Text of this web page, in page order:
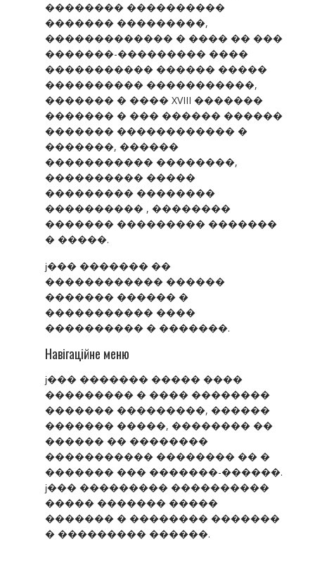
�������� ����������
������� ���������,
������������� � ���� �� ���
�������-��������� ����
����������� ������ �����
���������� �����������,
������� � ���� XVIII �������
������� � ��� ������ ������
������� ������������ �
�������, ������
����������� ��������,
���������� �����
��������� ��������
���������� , ��������
������� ��������� �������
� �����.
ϳ��� ������� ��
������������ ������
������� ������ �
����������� ����
���������� � �������.
Навігаційне меню
ϳ��� ������� ����� ����
��������� � ���� ��������
������� ���������, ������
������� �����, �������� ��
������ �� ��������
����������� �������� �� �
������� ��� �������-������.
ϳ��� ��������� ����������
����� ������� �����
������� � �������� �������
� ��������� ������.